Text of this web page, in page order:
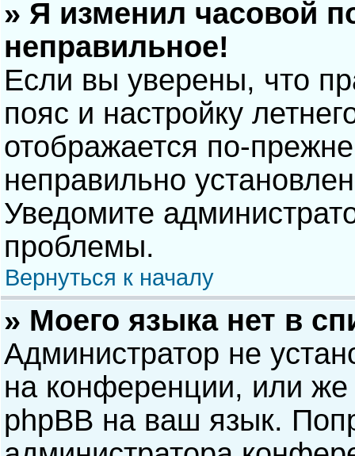
» Я изменил часовой
неправильное!
Если вы уверены, что
пояс и настройку
отображается по-
неправильно
Уведомите
проблемы.
Вернуться к началу
» Моего языка нет в
Администратор не
на конференции, или же
phpBB на ваш язык.